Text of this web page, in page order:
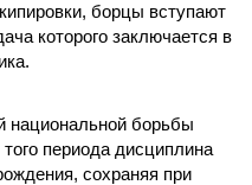
борцы вступают
которого заключается в
национальной борьбы
периода дисциплина
сохраняя при